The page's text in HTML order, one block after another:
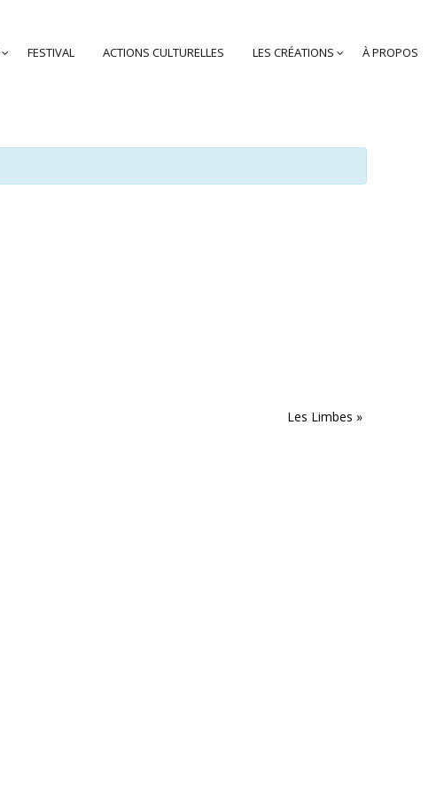
FESTIVAL ACTIONS CULTURELLES LES CRÉATIONS À PROPOS
Les Limbes »